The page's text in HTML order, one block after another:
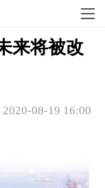
来将被改
2020-08-19 16:00